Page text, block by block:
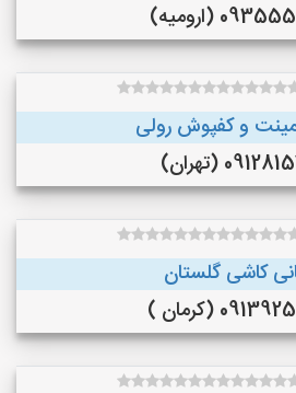
(ارومیه)
و کفپوش رولی
(تهران)
کاشی گلستان
(کرمان )